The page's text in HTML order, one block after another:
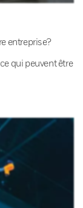
entreprise?
qui peuvent être